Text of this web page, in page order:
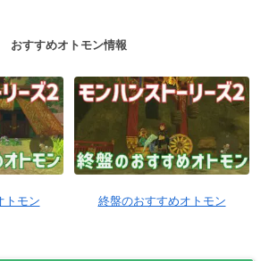
おすすめオトモン情報
トモン 終盤のおすすめオトモン